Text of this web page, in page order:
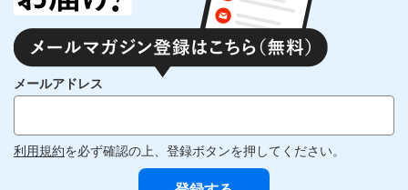
メールアドレス
利用規約を必ず確認の上、登録ボタンを押してください。